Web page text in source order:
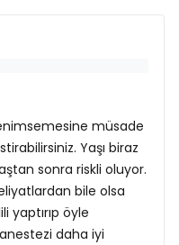
müsade
Yaşı biraz
sonra riskli oluyor.
bile olsa
yaptırıp öyle
anestezi daha iyi